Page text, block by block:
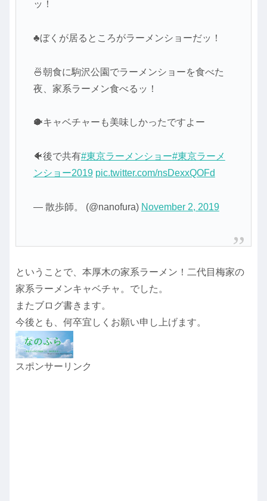
ッ！
♣️ぼくが居るところがラーメンショーだッ！
🍜朝食に駒沢公園でラーメンショーを食べた
夜、家系ラーメン食べるッ！
🐡キャベチャーも美味しかったですよー
🐠後で共有#東京ラーメンショー#東京ラーメ
ンショー2019 pic.twitter.com/nsDexxQOFd
— 散歩師。 (@nanofura) November 2, 2019
ということで、本厚木の家系ラーメン！二代目梅家の
家系ラーメンキャベチャ。でした。
またブログ書きます。
今後とも、何卒宜しくお願い申し上げます。
スポンサーリンク